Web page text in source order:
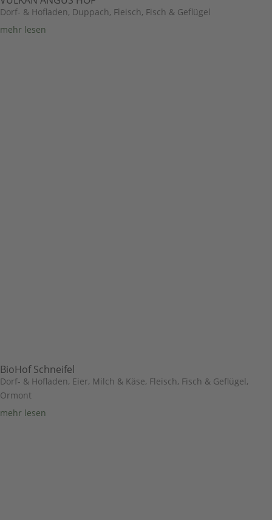
Dorf- & Hofladen, Duppach, Fleisch, Fisch & Geflügel
mehr lesen
BioHof Schneifel
Dorf- & Hofladen, Eier, Milch & Käse, Fleisch, Fisch & Geflügel,
Ormont
mehr lesen